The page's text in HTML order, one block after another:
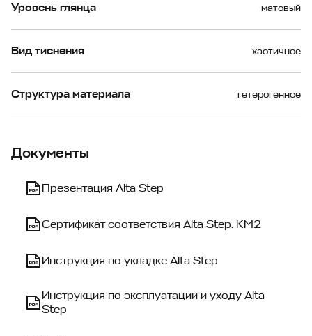
Уровень глянца матовый
Вид тиснения хаотичное
Структура материала гетерогенное
Документы
Презентация Alta Step
Сертификат соответствия Alta Step. КМ2
Инструкция по укладке Alta Step
Инструкция по экcплуатации и уходу Alta
Step